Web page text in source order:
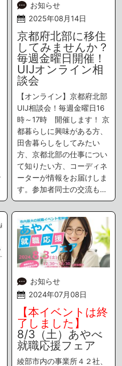
お知らせ
2025年08月14日
京都府北部に移住
してみませんか？
毎週金曜日開催！
UIJオンライン相
談会
【オンライン】京都府北部
UIJ相談会！毎週金曜日16
時～17時 開催します！ 京
都暮らしに興味がある方、
田舎暮らしをしてみたい
方、京都北部の仕事につい
て知りたい方、コーディネ
ーターが情報をお届けしま
す。参加者同士の交流も…
お知らせ
2024年07月08日
【本イベントは終
了しました】
8/3（土）あやべ
就職応援フェア
綾部市内の事業所４２社、